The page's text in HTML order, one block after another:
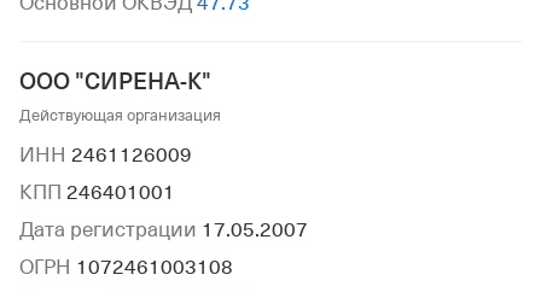
ООО "СИРЕНА-К"
Действующая организация
ИНН 2461126009
КПП 246401001
Дата регистрации 17.05.2007
ОГРН 1072461003108